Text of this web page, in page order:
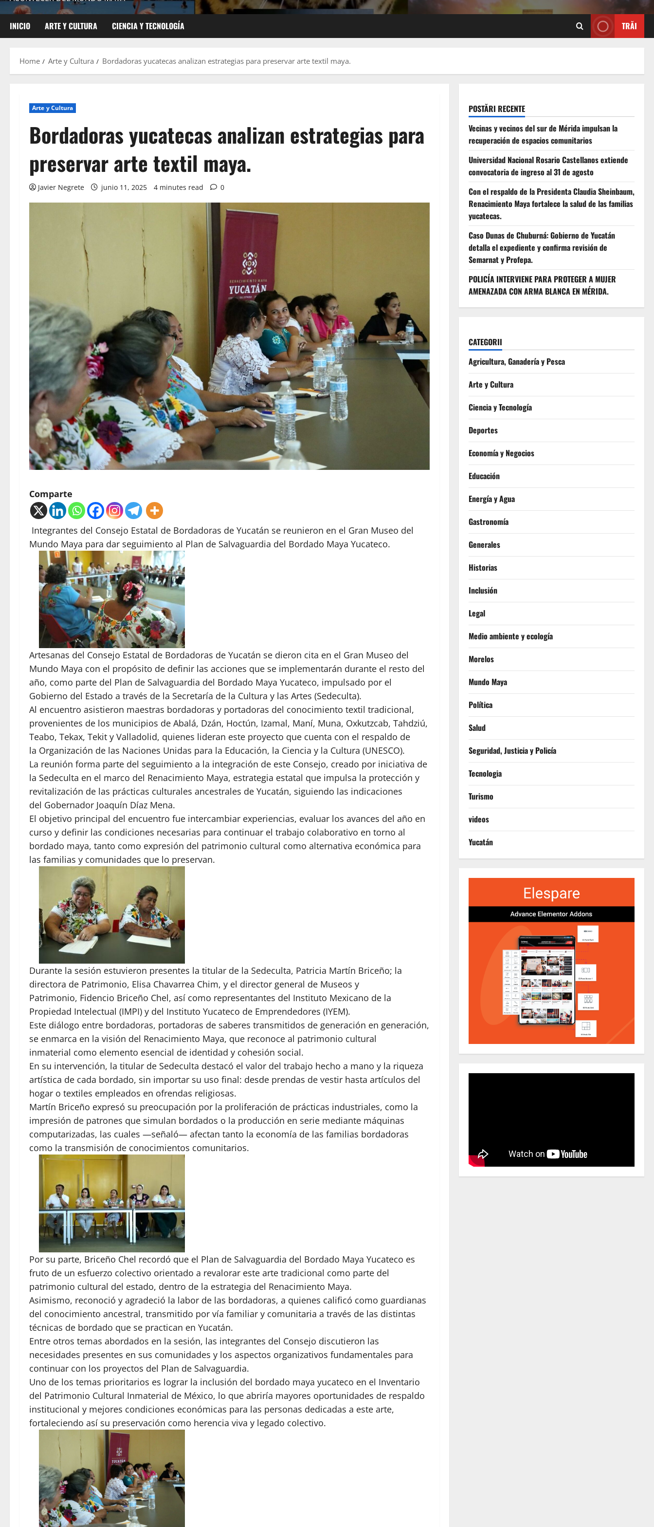
INICIO ARTE Y CULTURA CIENCIA Y TECNOLOGÍA TRĂI
Home Arte y Cultura Bordadoras yucatecas analizan estrategias para preservar arte textil maya.
Arte y Cultura
Bordadoras yucatecas analizan estrategias para
preservar arte textil maya.
Javier Negrete junio 11, 2025 4 minutes read 0
Comparte
Integrantes del Consejo Estatal de Bordadoras de Yucatán se reunieron en el Gran Museo del
Mundo Maya para dar seguimiento al Plan de Salvaguardia del Bordado Maya Yucateco.
Artesanas del Consejo Estatal de Bordadoras de Yucatán se dieron cita en el Gran Museo del
Mundo Maya con el propósito de definir las acciones que se implementarán durante el resto del
año, como parte del Plan de Salvaguardia del Bordado Maya Yucateco, impulsado por el
Gobierno del Estado a través de la Secretaría de la Cultura y las Artes (Sedeculta).
Al encuentro asistieron maestras bordadoras y portadoras del conocimiento textil tradicional,
provenientes de los municipios de Abalá, Dzán, Hoctún, Izamal, Maní, Muna, Oxkutzcab, Tahdziú,
Teabo, Tekax, Tekit y Valladolid, quienes lideran este proyecto que cuenta con el respaldo de
la Organización de las Naciones Unidas para la Educación, la Ciencia y la Cultura (UNESCO).
La reunión forma parte del seguimiento a la integración de este Consejo, creado por iniciativa de
la Sedeculta en el marco del Renacimiento Maya, estrategia estatal que impulsa la protección y
revitalización de las prácticas culturales ancestrales de Yucatán, siguiendo las indicaciones
del Gobernador Joaquín Díaz Mena.
El objetivo principal del encuentro fue intercambiar experiencias, evaluar los avances del año en
curso y definir las condiciones necesarias para continuar el trabajo colaborativo en torno al
bordado maya, tanto como expresión del patrimonio cultural como alternativa económica para
las familias y comunidades que lo preservan.
Durante la sesión estuvieron presentes la titular de la Sedeculta, Patricia Martín Briceño; la
directora de Patrimonio, Elisa Chavarrea Chim, y el director general de Museos y
Patrimonio, Fidencio Briceño Chel, así como representantes del Instituto Mexicano de la
Propiedad Intelectual (IMPI) y del Instituto Yucateco de Emprendedores (IYEM).
Este diálogo entre bordadoras, portadoras de saberes transmitidos de generación en generación,
se enmarca en la visión del Renacimiento Maya, que reconoce al patrimonio cultural
inmaterial como elemento esencial de identidad y cohesión social.
En su intervención, la titular de Sedeculta destacó el valor del trabajo hecho a mano y la riqueza
artística de cada bordado, sin importar su uso final: desde prendas de vestir hasta artículos del
hogar o textiles empleados en ofrendas religiosas.
Martín Briceño expresó su preocupación por la proliferación de prácticas industriales, como la
impresión de patrones que simulan bordados o la producción en serie mediante máquinas
computarizadas, las cuales —señaló— afectan tanto la economía de las familias bordadoras
como la transmisión de conocimientos comunitarios.
Por su parte, Briceño Chel recordó que el Plan de Salvaguardia del Bordado Maya Yucateco es
fruto de un esfuerzo colectivo orientado a revalorar este arte tradicional como parte del
patrimonio cultural del estado, dentro de la estrategia del Renacimiento Maya.
Asimismo, reconoció y agradeció la labor de las bordadoras, a quienes calificó como guardianas
del conocimiento ancestral, transmitido por vía familiar y comunitaria a través de las distintas
técnicas de bordado que se practican en Yucatán.
Entre otros temas abordados en la sesión, las integrantes del Consejo discutieron las
necesidades presentes en sus comunidades y los aspectos organizativos fundamentales para
continuar con los proyectos del Plan de Salvaguardia.
Uno de los temas prioritarios es lograr la inclusión del bordado maya yucateco en el Inventario
del Patrimonio Cultural Inmaterial de México, lo que abriría mayores oportunidades de respaldo
institucional y mejores condiciones económicas para las personas dedicadas a este arte,
fortaleciendo así su preservación como herencia viva y legado colectivo.
POSTĂRI RECENTE
Vecinas y vecinos del sur de Mérida impulsan la
recuperación de espacios comunitarios
Universidad Nacional Rosario Castellanos extiende
convocatoria de ingreso al 31 de agosto
Con el respaldo de la Presidenta Claudia Sheinbaum,
Renacimiento Maya fortalece la salud de las familias
yucatecas.
Caso Dunas de Chuburná: Gobierno de Yucatán
detalla el expediente y confirma revisión de
Semarnat y Profepa.
POLICÍA INTERVIENE PARA PROTEGER A MUJER
AMENAZADA CON ARMA BLANCA EN MÉRIDA.
CATEGORII
Agricultura, Ganadería y Pesca
Arte y Cultura
Ciencia y Tecnología
Deportes
Economía y Negocios
Educación
Energía y Agua
Gastronomía
Generales
Historias
Inclusión
Legal
Medio ambiente y ecología
Morelos
Mundo Maya
Política
Salud
Seguridad, Justicia y Policía
Tecnologia
Turismo
videos
Yucatán